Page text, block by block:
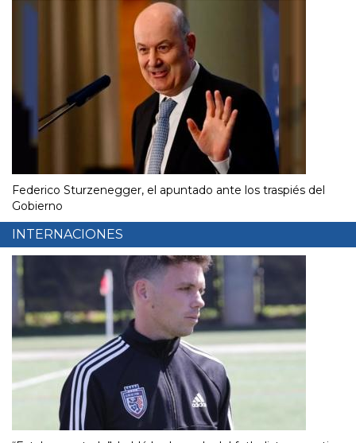
Federico Sturzenegger, el apuntado ante los traspiés del
Gobierno
INTERNACIONES